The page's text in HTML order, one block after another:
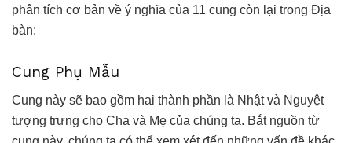
phân tích cơ bản về ý nghĩa của 11 cung còn lại trong Địa
bàn:
Cung Phụ Mẫu
Cung này sẽ bao gồm hai thành phần là Nhật và Nguyệt
tượng trưng cho Cha và Mẹ của chúng ta. Bắt nguồn từ